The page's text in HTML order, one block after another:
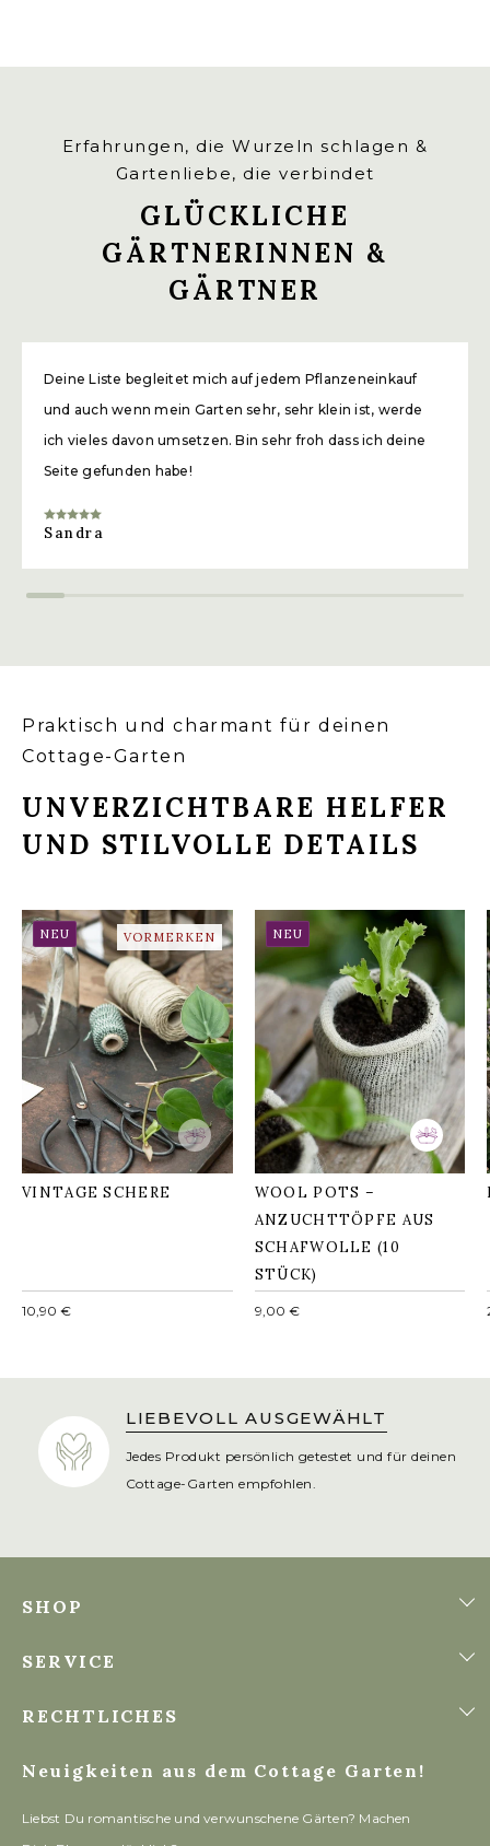
Erfahrungen, die Wurzeln schlagen &
Gartenliebe, die verbindet
GLÜCKLICHE
GÄRTNERINNEN &
GÄRTNER
Deine Liste begleitet mich auf jedem Pflanzeneinkauf
und auch wenn mein Garten sehr, sehr klein ist, werde
ich vieles davon umsetzen. Bin sehr froh dass ich deine
Seite gefunden habe!
Sandra
Praktisch und charmant für deinen
Cottage-Garten
UNVERZICHTBARE HELFER
UND STILVOLLE DETAILS
VINTAGE SCHERE
VORMERKEN
NEU
VINTAGE SCHERE
Normaler
10,90 €
WOOL POTS –
ANZUCHTTÖPFE AUS
SCHAFWOLLE (10
STÜCK)
NEU
WOOL POTS –
ANZUCHTTÖPFE AUS
SCHAFWOLLE (10
STÜCK)
Normaler
9,00 €
IMMER FÜR DICH DA
Sarah steht dir als Freundin zur Seite, um deinen
Traumgarten zu verwirklichen.
SHOP
SERVICE
RECHTLICHES
Neuigkeiten aus dem Cottage Garten!
Liebst Du romantische und verwunschene Gärten? Machen